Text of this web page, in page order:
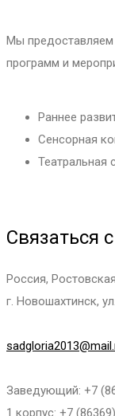
Мы предоставляем
программ и
Раннее
Сенсорная
Театральная
Связаться
Россия,
г. Новошахтинск,
Заведующий: +7
1 корпус: +7